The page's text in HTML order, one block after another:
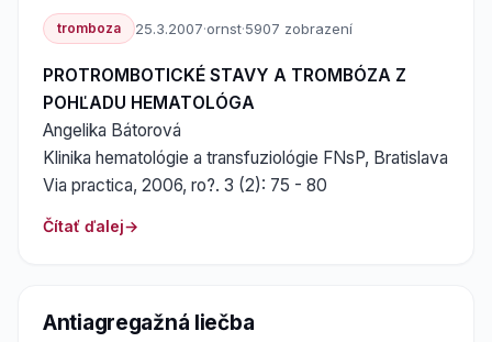
tromboza 25.3.2007·ornst·5907 zobrazení
PROTROMBOTICKÉ STAVY A TROMBÓZA Z
POHĽADU HEMATOLÓGA
Angelika Bátorová
Klinika hematológie a transfuziológie FNsP, Bratislava
Via practica, 2006, ro?. 3 (2): 75 - 80
Čítať ďalej
Antiagregažná liečba